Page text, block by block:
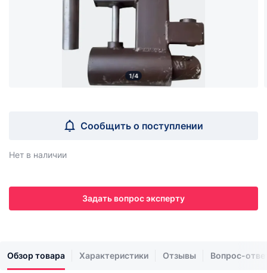
1/4
Сообщить о поступлении
Нет в наличии
Задать вопрос эксперту
Обзор товара Характеристики Отзывы Вопрос-